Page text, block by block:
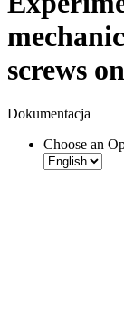
screws
Dokumentacja
Choose an